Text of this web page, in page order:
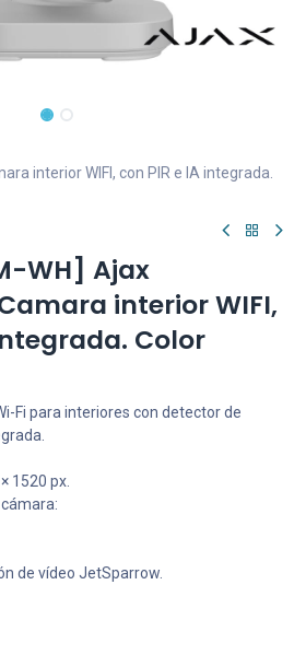
interior WIFI, con PIR e IA integrada.
WH] Ajax
interior WIFI,
Color
Fi para interiores con detector de
1520 px.
de vídeo JetSparrow.